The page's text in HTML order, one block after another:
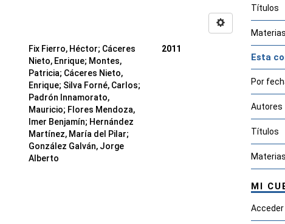
Fix Fierro, Héctor; Cáceres
Nieto, Enrique; Montes,
Patricia; Cáceres Nieto,
Enrique; Silva Forné, Carlos;
Padrón Innamorato,
Mauricio; Flores Mendoza,
Imer Benjamín; Hernández
Martínez, María del Pilar;
González Galván, Jorge
Alberto
2011
Títulos
Materias
Esta
Por
Autores
Títulos
Materias
MI
Acceder